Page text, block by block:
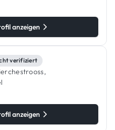
anzeigen
verifiziert
anzeigen